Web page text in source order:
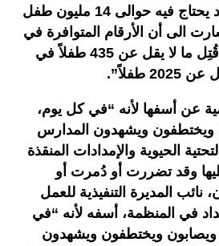
الفئات هشاشة، في بلد يحتاج فيه حوالى 14 مليون طفل
الى أن الأرقام المتوافرة في
حوزتها تؤشر الى أنه “قُتِل ما لا يقل عن 435 طفلاً في
طفلاً”.
عن أسفها لأنه “في كل يوم،
ويختطفون ويشهدون المدارس
الحيوية والإمدادات المنقذة
وقد تضررت أو دُمرت أو
نائب المديرة التنفيذية للعمل
في المنظمة، أسفه لأنه “في
ويصابون ويختطفون ويشهدون